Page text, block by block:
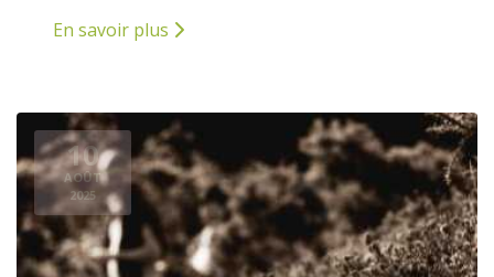
En savoir plus
10
AOÛT
2025